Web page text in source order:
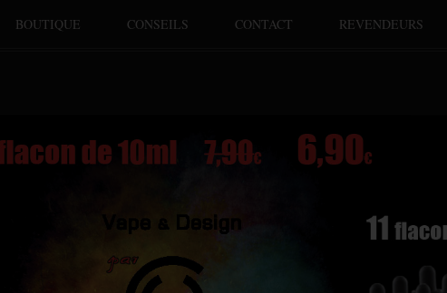
BOUTIQUE CONSEILS CONTACT REVENDEURS